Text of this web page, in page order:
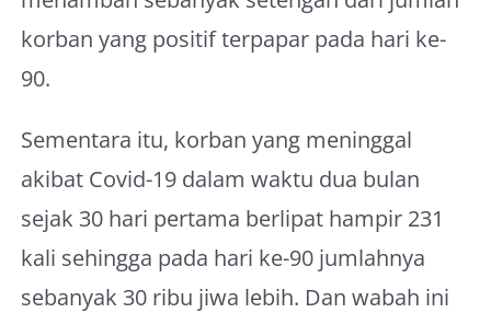
korban yang positif terpapar pada hari ke-
90.
Sementara itu, korban yang meninggal
akibat Covid-19 dalam waktu dua bulan
sejak 30 hari pertama berlipat hampir 231
kali sehingga pada hari ke-90 jumlahnya
sebanyak 30 ribu jiwa lebih. Dan wabah ini